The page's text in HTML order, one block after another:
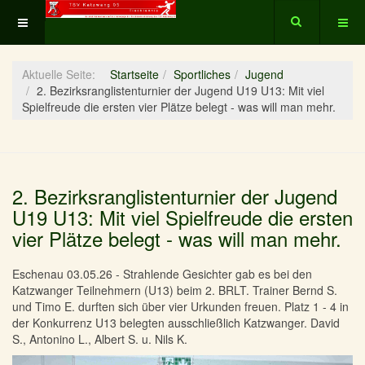
Aktuelle Seite: Startseite Sportliches
Jugend
2. Bezirksranglistenturnier der Jugend U19 U13: Mit viel
Spielfreude die ersten vier Plätze belegt - was will man mehr.
2. Bezirksranglistenturnier der Jugend
U19 U13: Mit viel Spielfreude die ersten
vier Plätze belegt - was will man mehr.
Eschenau 03.05.26 - Strahlende Gesichter gab es bei den
Katzwanger Teilnehmern (U13) beim 2. BRLT. Trainer Bernd S.
und Timo E. durften sich über vier Urkunden freuen. Platz 1 - 4 in
der Konkurrenz U13 belegten ausschließlich Katzwanger. David
S., Antonino L., Albert S. u. Nils K.